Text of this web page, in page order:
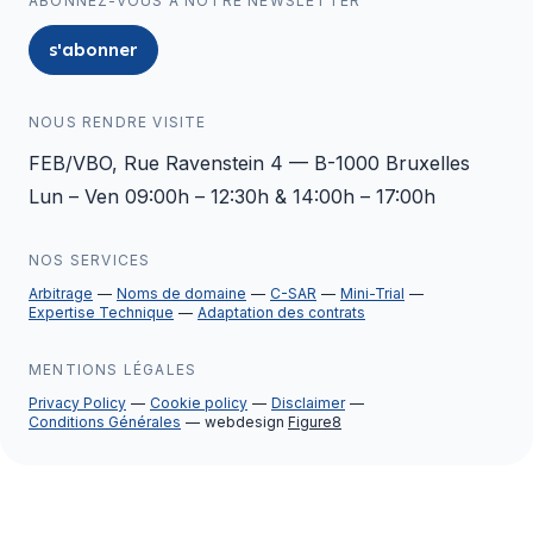
s'abonner
NOUS RENDRE VISITE
FEB/VBO, Rue Ravenstein 4 — B-1000 Bruxelles
Lun – Ven 09:00h – 12:30h & 14:00h – 17:00h
NOS SERVICES
Arbitrage
Noms de domaine C-SAR
Mini-Trial
Expertise Technique
Adaptation des contrats
MENTIONS LÉGALES
Privacy Policy
Cookie policy
Disclaimer
Conditions Générales
webdesign Figure8